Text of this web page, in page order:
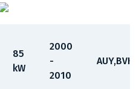
85
kW
2000
-
2010
AUY,BVK